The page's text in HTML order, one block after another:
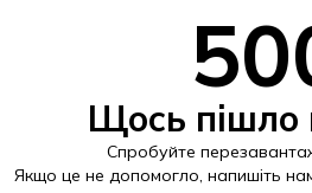
Щось пішло
Спробуйте
Якщо це не допомогло, напишіть